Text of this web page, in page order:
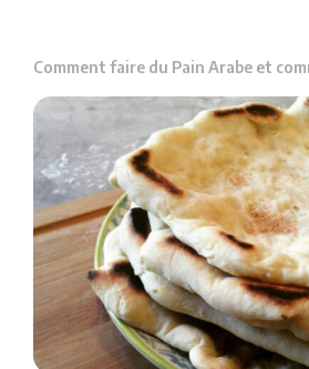
Comment faire du Pain Arabe et